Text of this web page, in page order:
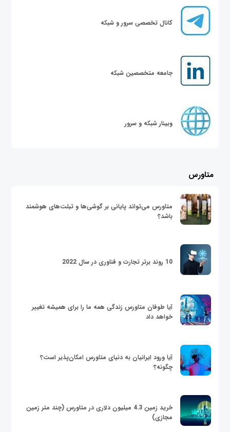
کانال تخصصی سرور و شبکه
جامعه متخصصین شبکه
وبینار شبکه و سرور
متاورس
متاورس می‌تواند پایانی بر گوشی‌ها و تبلت‌های هوشمند
باشد؟
10 روند برتر تجارت و فناوری در سال 2022
آیا طوفان متاورس زندگی همه ما را برای همیشه تغییر
خواهد داد
آیا ورود ایرانیان به دنیای متاورس امکان‌پذیر است؟
چگونه؟
خرید زمین 4.3 میلیون دلاری در متاورس (چند متر زمین
مجازی)